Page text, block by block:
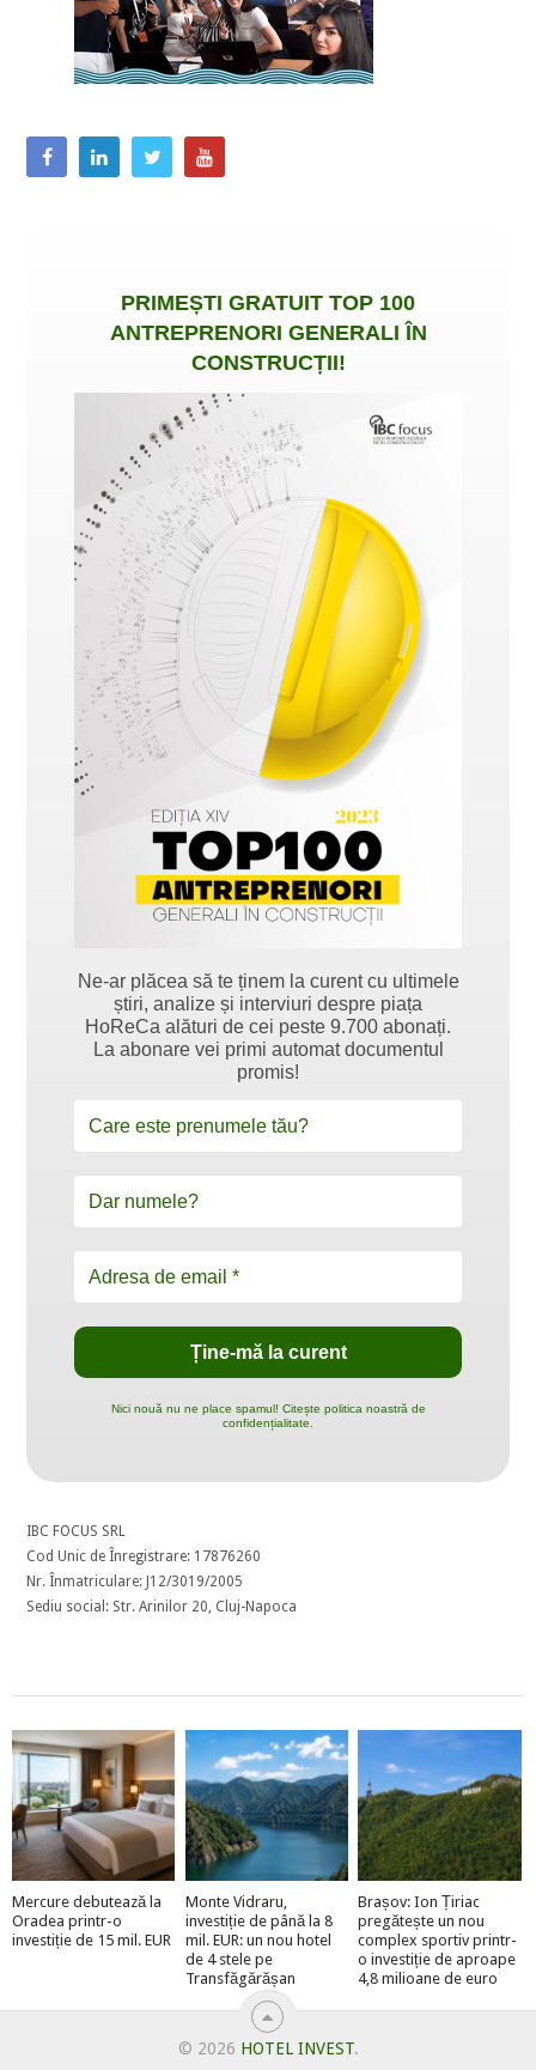
PRIMEȘTI GRATUIT TOP 100
ANTREPRENORI GENERALI ÎN
CONSTRUCȚII!
Ne-ar plăcea să te ținem la curent cu ultimele
știri, analize și interviuri despre piața
HoReCa alături de cei peste 9.700 abonați.
La abonare vei primi automat documentul
promis!
Nici nouă nu ne place spamul! Citește politica noastră de
confidențialitate.
IBC FOCUS SRL
Cod Unic de Înregistrare: 17876260
Nr. Înmatriculare: J12/3019/2005
Sediu social: Str. Arinilor 20, Cluj-Napoca
Mercure debutează la
Oradea printr-o
investiție de 15 mil. EUR
Monte Vidraru,
investiție de până la 8
mil. EUR: un nou hotel
de 4 stele pe
Transfăgărășan
Brașov: Ion Țiriac
pregătește un nou
complex sportiv printr-
o investiție de aproape
4,8 milioane de euro
© 2026 HOTEL INVEST.